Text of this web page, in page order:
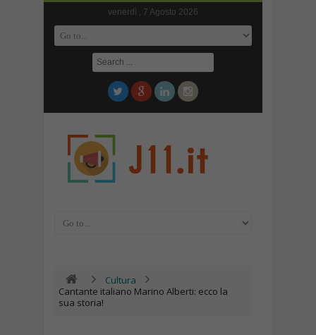
venerdì , 7 Agosto 2026
Cultura
Cantante italiano Marino Alberti: ecco la
sua storia!